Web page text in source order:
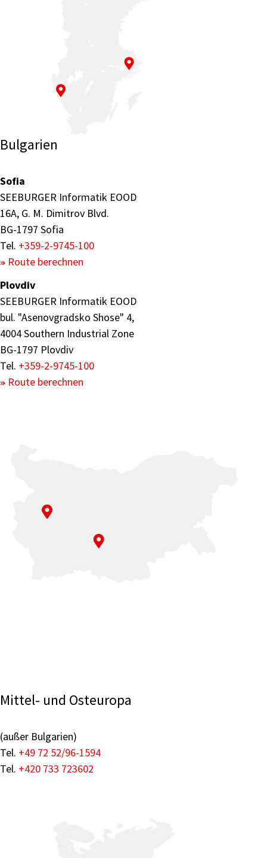
Bulgarien
Sofia
SEEBURGER Informatik EOOD
16A, G. M. Dimitrov Blvd.
BG-1797 Sofia
Tel. +359-2-9745-100
Route berechnen
Plovdiv
SEEBURGER Informatik EOOD
bul. "Asenovgradsko Shose" 4,
4004 Southern Industrial Zone
BG-1797 Plovdiv
Tel. +359-2-9745-100
Route berechnen
Mittel- und Osteuropa
(außer Bulgarien)
Tel. +49 72 52/96-1594
Tel. +420 733 723602